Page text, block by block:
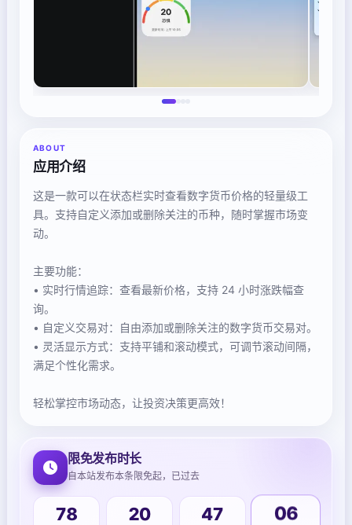
ABOUT
应用介绍
这是一款可以在状态栏实时查看数字货币价格的轻量级工
具。支持自定义添加或删除关注的币种，随时掌握市场变
动。
主要功能：
• 实时行情追踪：查看最新价格，支持 24 小时涨跌幅查
询。
• 自定义交易对：自由添加或删除关注的数字货币交易对。
• 灵活显示方式：支持平铺和滚动模式，可调节滚动间隔，
满足个性化需求。
轻松掌控市场动态，让投资决策更高效！
限免发布时长
自本站发布本条限免起，已过去
78 20 47 06